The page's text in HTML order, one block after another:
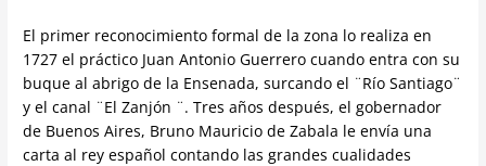
El primer reconocimiento formal de la zona lo realiza en
1727 el práctico Juan Antonio Guerrero cuando entra con su
buque al abrigo de la Ensenada, surcando el ¨Río Santiago¨
y el canal ¨El Zanjón ¨. Tres años después, el gobernador
de Buenos Aires, Bruno Mauricio de Zabala le envía una
carta al rey español contando las grandes cualidades